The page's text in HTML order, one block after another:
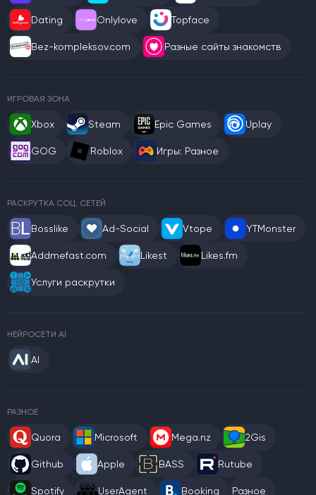
Dating Onlylove Topface
Bez-kompleksov.com Разные сайты знакомств
ИГРОВАЯ ЗОНА
Xbox Steam Epic Games Uplay
GOG Roblox Игры: Разное
РАСКРУТКА СОЦ. СЕТЕЙ
Bosslike Ad-Social Vtope YTMonster
Addmefast.com Likest Likes.fm
Услуги раскрутки
НЕЙРОСЕТИ AI
AI
РАЗНОЕ
Quora Microsoft Mega.nz 2Gis
Github Apple BASS Rutube
Spotify UserAgent Booking Разное